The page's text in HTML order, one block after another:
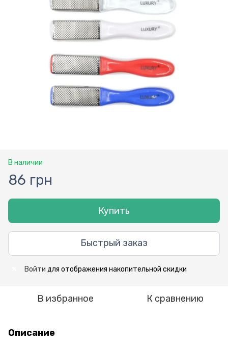
В наличии
86 грн
Купить
Быстрый заказ
Войти для отображения накопительной скидки
В избранное К сравнению
Описание